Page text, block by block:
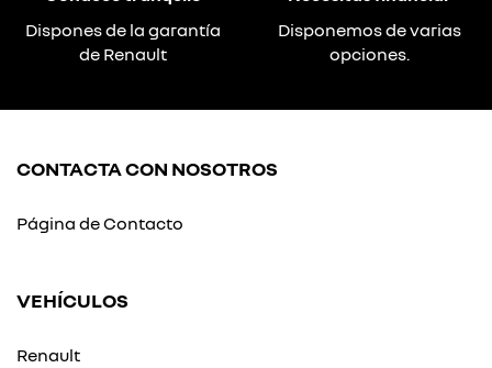
Dispones de la garantía
de Renault
Disponemos de varias
opciones.
CONTACTA CON NOSOTROS
Página de Contacto
VEHÍCULOS
Renault